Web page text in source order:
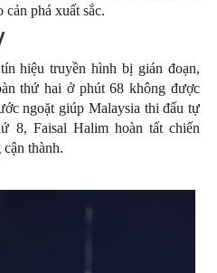
phá xuất sắc.
hiệu truyền hình bị gián đoạn,
thứ hai ở phút 68 không được
ngoặt giúp Malaysia thi đấu tự
8, Faisal Halim hoàn tất chiến
thành.